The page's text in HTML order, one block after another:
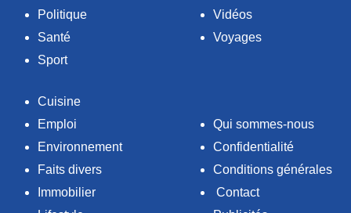
Politique
Santé
Sport
Vidéos
Voyages
Cuisine
Emploi
Environnement
Faits divers
Immobilier
Qui sommes-nous
Confidentialité
Conditions générales
Contact